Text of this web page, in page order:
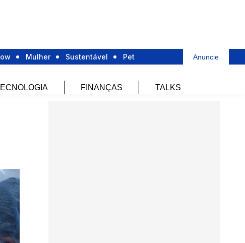
Mulher Sustentável Pet Anuncie
FINANÇAS TALKS